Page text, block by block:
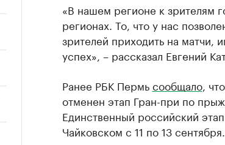
«В нашем регионе к зрителям
регионах. То, что у нас
зрителей приходить на матчи,
успех», – рассказал Евгений
Ранее РБК Пермьсообщало,
отменен этап Гран-при по
Единственный российский
Чайковском с 11 по 13 сентября.